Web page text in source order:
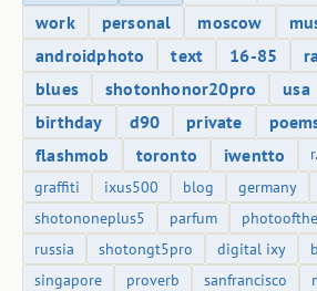
work
personal moscow
androidphoto
text 16-85
blues
shotonhonor20pro usa
birthday
d90 private
flashmob
toronto iwentto
graffiti
ixus500 blog germany
shotononeplus5
parfum
russia
shotongt5pro digital ixy
singapore
proverb sanfrancisco